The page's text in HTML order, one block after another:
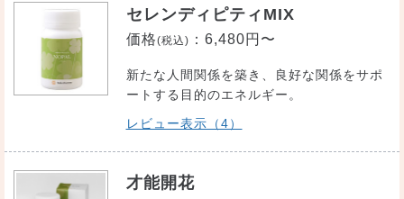
セレンディピティMIX
価格(税込) ： 6,480円〜
新たな人間関係を築き、良好な関係をサポ
ートする目的のエネルギー。
レビュー表示（4）
才能開花